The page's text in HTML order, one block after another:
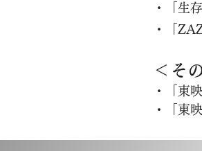
・「生
・「
＜そ
・「東
・「東